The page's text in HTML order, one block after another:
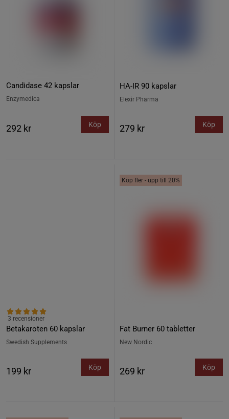
Candidase 42 kapslar
Enzymedica
292 kr Köp
HA-IR 90 kapslar
Elexir Pharma
279 kr Köp
Betakaroten 60 kapslar
3 recensioner
Swedish Supplements
199 kr Köp
Köp fler - upp till 20%
Fat Burner 60 tabletter
New Nordic
269 kr Köp